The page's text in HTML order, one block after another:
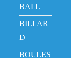
BALL
BILLAR
D
BOULES